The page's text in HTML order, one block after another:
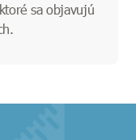
sa objavujú